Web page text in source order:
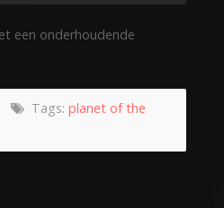
een onderhoudende
Tags: planet of the